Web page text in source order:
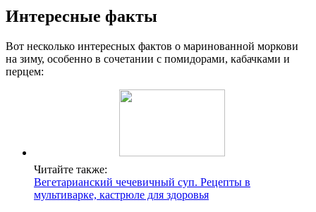
Интересные факты
Вот несколько интересных фактов о маринованной моркови
на зиму, особенно в сочетании с помидорами, кабачками и
перцем:
Читайте также:
Вегетарианский чечевичный суп. Рецепты в
мультиварке, кастрюле для здоровья